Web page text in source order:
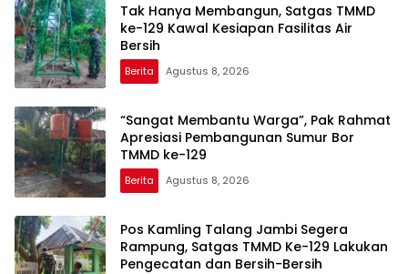
Tak Hanya Membangun, Satgas TMMD
ke-129 Kawal Kesiapan Fasilitas Air
Bersih
Berita Agustus 8, 2026
“Sangat Membantu Warga”, Pak Rahmat
Apresiasi Pembangunan Sumur Bor
TMMD ke-129
Berita Agustus 8, 2026
Pos Kamling Talang Jambi Segera
Rampung, Satgas TMMD Ke-129 Lakukan
Pengecatan dan Bersih-Bersih